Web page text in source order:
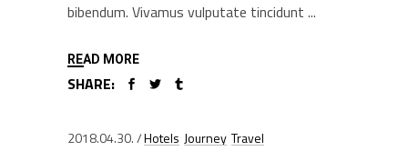
bibendum. Vivamus vulputate tincidunt
READ MORE
SHARE:
2018.04.30. Hotels Journey Travel